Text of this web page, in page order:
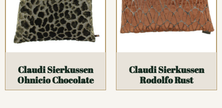
Claudi Sierkussen
Ohnicio Chocolate
Claudi Sierkussen
Rodolfo Rust